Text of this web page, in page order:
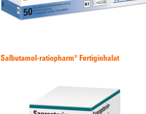
Salbutamol-ratiopharm® Fertiginhalat